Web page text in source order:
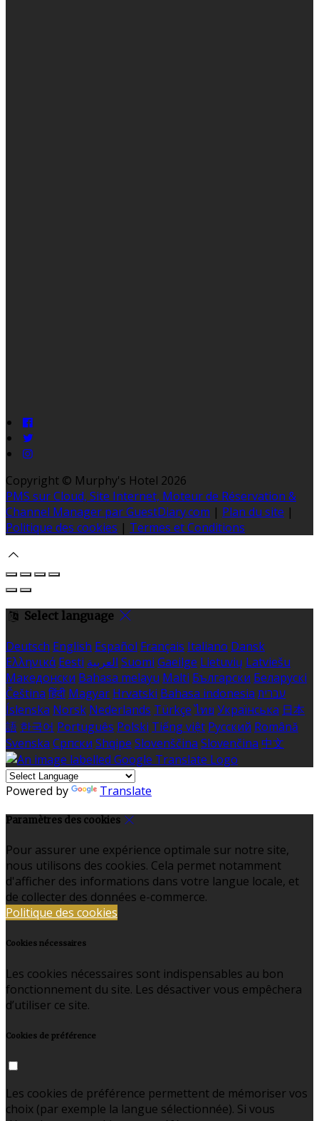
Copyright © Murphy's Hotel 2026
PMS sur Cloud, Site Internet, Moteur de Réservation &
Channel Manager par GuestDiary.com | Plan du site |
Politique des cookies | Termes et Conditions
Select language
Deutsch English Español Français Italiano Dansk
Ελληνικά Eesti العربية Suomi Gaeilge Lietuvių Latviešu
Македонски Bahasa melayu Malti Български Беларускі
Čeština हिंदी Magyar Hrvatski Bahasa indonesia עברית
Íslenska Norsk Nederlands Türkçe ไทย Українська 日本
語 한국어 Português Polski Tiếng việt Русский Română
Svenska Српски Shqipe Slovenščina Slovenčina 中文
Powered by Translate
Paramètres des cookies
Pour assurer une expérience optimale sur notre site,
nous utilisons des cookies. Cela permet notamment
d'afficher des informations dans votre langue locale, et
de collecter des données e-commerce.
Politique des cookies
Cookies nécessaires
Les cookies nécessaires sont indispensables au bon
fonctionnement du site. Les désactiver vous empêchera
d’utiliser ce site.
Cookies de préférence
Les cookies de préférence permettent de mémoriser vos
choix (par exemple la langue sélectionnée). Si vous